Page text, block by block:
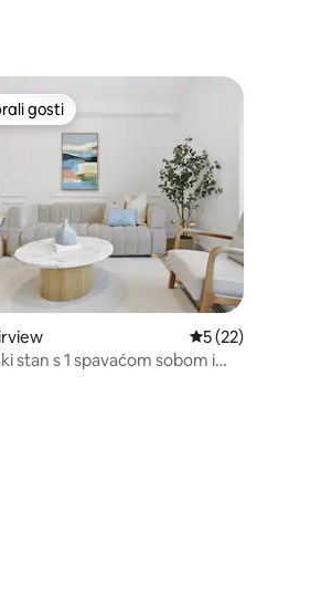
5, recenzija: 20
rangiranima s oznakom „Odabrali gosti”
gosti
Prosječna ocjena:
5 (22)
stan s 1 spavaćom sobom i